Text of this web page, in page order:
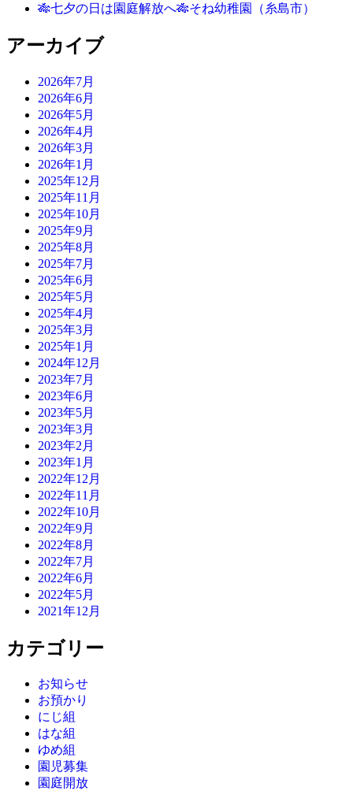
🎋七夕の日は園庭解放へ🎋そね幼稚園（糸島市）
アーカイブ
2026年7月
2026年6月
2026年5月
2026年4月
2026年3月
2026年1月
2025年12月
2025年11月
2025年10月
2025年9月
2025年8月
2025年7月
2025年6月
2025年5月
2025年4月
2025年3月
2025年1月
2024年12月
2023年7月
2023年6月
2023年5月
2023年3月
2023年2月
2023年1月
2022年12月
2022年11月
2022年10月
2022年9月
2022年8月
2022年7月
2022年6月
2022年5月
2021年12月
カテゴリー
お知らせ
お預かり
にじ組
はな組
ゆめ組
園児募集
園庭開放